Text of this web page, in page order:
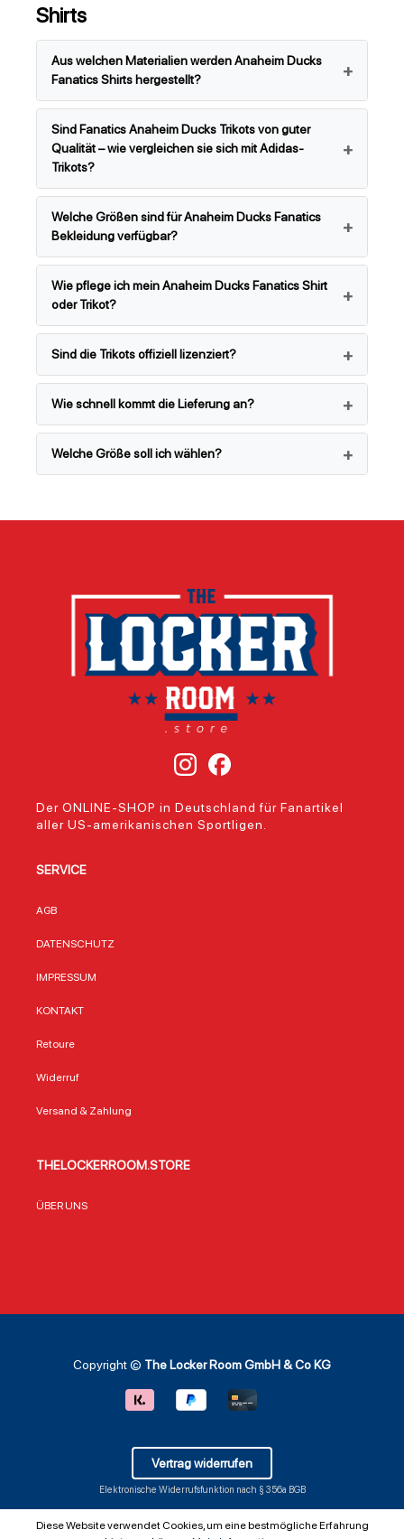
Shirts
Aus welchen Materialien werden Anaheim Ducks
Fanatics Shirts hergestellt?
Sind Fanatics Anaheim Ducks Trikots von guter
Qualität – wie vergleichen sie sich mit Adidas-
Trikots?
Welche Größen sind für Anaheim Ducks Fanatics
Bekleidung verfügbar?
Wie pflege ich mein Anaheim Ducks Fanatics Shirt
oder Trikot?
Sind die Trikots offiziell lizenziert?
Wie schnell kommt die Lieferung an?
Welche Größe soll ich wählen?
Der ONLINE-SHOP in Deutschland für Fanartikel
aller US-amerikanischen Sportligen.
SERVICE
AGB
DATENSCHUTZ
IMPRESSUM
KONTAKT
Retoure
Widerruf
Versand & Zahlung
THELOCKERROOM.STORE
ÜBER UNS
Copyright © The Locker Room GmbH & Co KG
Vertrag widerrufen
Elektronische Widerrufsfunktion nach § 356a BGB
Diese Website verwendet Cookies, um eine bestmögliche Erfahrung